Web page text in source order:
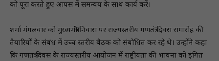
को पूरा करते हुए आपस में समन्वय के साथ कार्य करें।
शर्मा मंगलवार को मुख्यमंत्री निवास पर राज्यस्तरीय गणतंत्र दिवस समारोह की
तैयारियोें के संबंध में उच्च स्तरीय बैठक को संबोधित कर रहे थे। उन्होंने कहा
कि गणतंत्र दिवस के राज्यस्तरीय आयोजन में राष्ट्रीयता की भावना को इंगित